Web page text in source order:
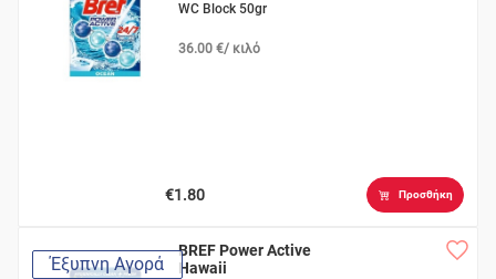
WC Block 50gr
36.00 €/ κιλό
€1.80 Προσθήκη
Έξυπνη Αγορά
BREF Power Active
Hawaii